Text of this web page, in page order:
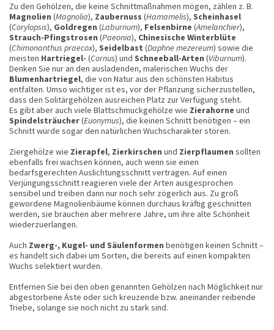
Zu den Gehölzen, die keine Schnittmaßnahmen mögen, zählen z. B.
Magnolien (Magnolia), Zaubernuss (Hamamelis), Scheinhasel
(Corylopsis), Goldregen (Laburnum), Felsenbirne (Amelanchier),
Strauch-Pfingstrosen (Paeonia), Chinesische Winterblüte
(Chimonanthus praecox), Seidelbast (Daphne mezereum) sowie die
meisten Hartriegel- (Cornus) und Schneeball-Arten (Viburnum).
Denken Sie nur an den ausladenden, malerischen Wuchs der
Blumenhartriegel, die von Natur aus den schönsten Habitus
entfalten. Umso wichtiger ist es, vor der Pflanzung sicherzustellen,
dass den Solitärgehölzen ausreichen Platz zur Verfügung steht.
Es gibt aber auch viele Blattschmuckgehölze wie Zierahorne und
Spindelsträucher(Euonymus), die keinen Schnitt benötigen – ein
Schnitt würde sogar den natürlichen Wuchscharakter stören.
Ziergehölze wie Zierapfel, Zierkirschen und Zierpflaumen sollten
ebenfalls frei wachsen können, auch wenn sie einen
bedarfsgerechten Auslichtungsschnitt vertragen. Auf einen
Verjüngungsschnitt reagieren viele der Arten ausgesprochen
sensibel und treiben dann nur noch sehr zögerlich aus. Zu groß
gewordene Magnolienbäume können durchaus kräftig geschnitten
werden, sie brauchen aber mehrere Jahre, um ihre alte Schönheit
wiederzuerlangen.
Auch Zwerg-, Kugel- und Säulenformen benötigen keinen Schnitt –
es handelt sich dabei um Sorten, die bereits auf einen kompakten
Wuchs selektiert wurden.
Entfernen Sie bei den oben genannten Gehölzen nach Möglichkeit nur
abgestorbene Äste oder sich kreuzende bzw. aneinander reibende
Triebe, solange sie noch nicht zu stark sind.